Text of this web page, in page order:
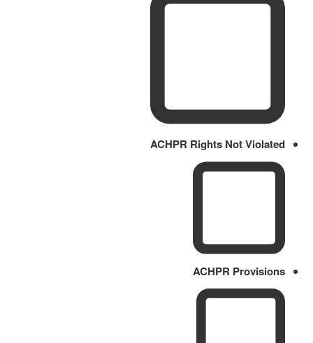
ACHPR Rights Not Violated
ACHPR Provisions